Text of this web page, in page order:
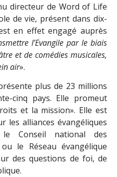
directeur de Word of Life
de vie, présent dans dix-
en effet engagé auprès
l’Evangile par le biais
et de comédies musicales,
air».
plus de 23 millions
cinq pays. Elle promeut
et la mission». Elle est
les alliances évangéliques
Conseil national des
le Réseau évangélique
des questions de foi, de